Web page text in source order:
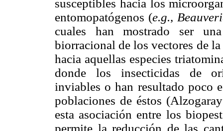
susceptibles hacia los
entomopatógenos (e.g.,
cuales han mostrado ser
biorracional de los vectores de
hacia aquellas especies
donde los insecticidas de
inviables o han resultado poco
poblaciones de éstos
esta asociación entre los